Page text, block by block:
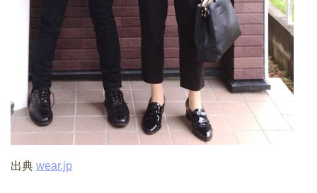
出典 wear.jp